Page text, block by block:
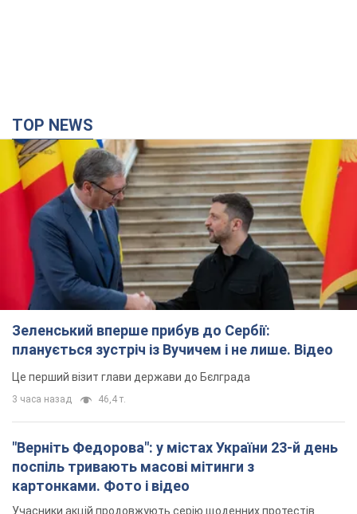
Зеленський вперше прибув до Сербії:
планується зустріч із Вучичем і не лише. Відео
Це перший візит глави держави до Бєлграда
3 часа назад 46,4 т.
"Верніть Федорова": у містах України 23-й день
поспіль тривають масові мітинги з
картонками. Фото і відео
Учасники акцій продовжують серію щоденних протестів
2 часа назад 1,5 т.
Сенат США схвалив законопроєкт Грема про
санкції проти Росії: що далі
Документ передбачає нові економічні обмеження
2 часа назад 3,5 т.